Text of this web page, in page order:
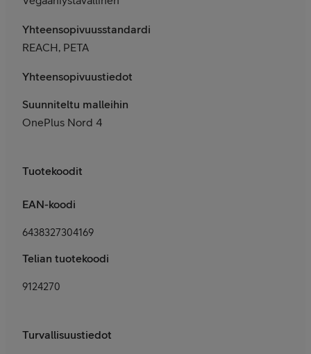
Yhteensopivuusstandardit
REACH, PETA
Yhteensopivuustiedot
Suunniteltu malleihin
OnePlus Nord 4
Tuotekoodit
EAN-koodi
6438327304169
Telian tuotekoodi
9124270
Turvallisuustiedot